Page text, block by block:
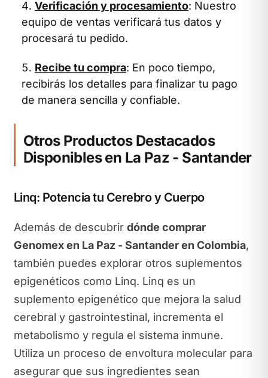
Verificación y procesamiento: Nuestro
equipo de ventas verificará tus datos y
procesará tu pedido.
Recibe tu compra: En poco tiempo,
recibirás los detalles para finalizar tu pago
de manera sencilla y confiable.
Otros Productos Destacados
Disponibles en La Paz - Santander
Linq: Potencia tu Cerebro y Cuerpo
Además de descubrir dónde comprar
Genomex en La Paz - Santander en Colombia,
también puedes explorar otros suplementos
epigenéticos como Linq. Linq es un
suplemento epigenético que mejora la salud
cerebral y gastrointestinal, incrementa el
metabolismo y regula el sistema inmune.
Utiliza un proceso de envoltura molecular para
asegurar que sus ingredientes sean